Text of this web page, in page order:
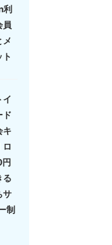
利
員
メ
イ
ド
キ
ロ
る
サ
制